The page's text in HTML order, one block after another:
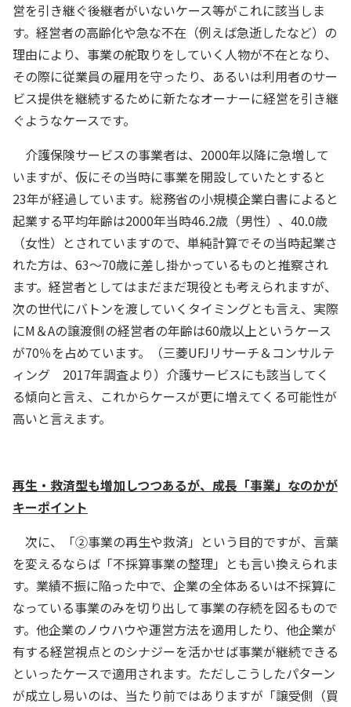
営を引き継ぐ後継者がいないケース等がこれに該当しま
す。経営者の高齢化や急な不在（例えば急逝したなど）の
理由により、事業の舵取りをしていく人物が不在となり、
その際に従業員の雇用を守ったり、あるいは利用者のサー
ビス提供を継続するために新たなオーナーに経営を引き継
ぐようなケースです。
介護保険サービスの事業者は、2000年以降に急増して
いますが、仮にその当時に事業を開設していたとすると
23年が経過しています。総務省の小規模企業白書によると
起業する平均年齢は2000年当時46.2歳（男性）、40.0歳
（女性）とされていますので、単純計算でその当時起業さ
れた方は、63～70歳に差し掛かっているものと推察され
ます。経営者としてはまだまだ現役とも考えられますが、
次の世代にバトンを渡していくタイミングとも言え、実際
にM＆Aの譲渡側の経営者の年齢は60歳以上というケース
が70％を占めています。（三菱UFJリサーチ＆コンサルテ
ィング 2017年調査より）介護サービスにも該当してく
る傾向と言え、これからケースが更に増えてくる可能性が
高いと言えます。
再生・救済型も増加しつつあるが、成長「事業」なのかが
キーポイント
次に、「②事業の再生や救済」という目的ですが、言葉
を変えるならば「不採算事業の整理」とも言い換えられま
す。業績不振に陥った中で、企業の全体あるいは不採算に
なっている事業のみを切り出して事業の存続を図るもので
す。他企業のノウハウや運営方法を適用したり、他企業が
有する経営視点とのシナジーを活かせば事業が継続できる
といったケースで適用されます。ただしこうしたパターン
が成立し易いのは、当たり前ではありますが「譲受側（買